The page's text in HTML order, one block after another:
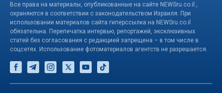
Все права на материалы, опубликованные на сайте NEWSru.co.il ,
охраняются в соответствии с законодательством Израиля. При
использовании материалов сайта гиперссылка на NEWSru.co.il
обязательна. Перепечатка интервью, репортажей, эксклюзивных
статей без согласования с редакцией запрещена – в том числе в
соцсетях. Использование фотоматериалов агентств не разрешается.